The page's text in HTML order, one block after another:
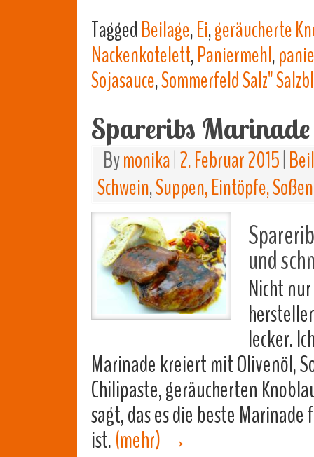
TaggedBeilage,Ei,geräucherte
Nackenkotelett,Paniermehl,
Sojasauce,Sommerfeld Salz"
Spareribs Marinade
Bymonika 2. Februar 2015
Schwein,Suppen, Eintöpfe,
und
Nicht
lecker.
Marinade kreiert mit Olivenöl,
Chilipaste, geräucherten
sagt, das es die beste
ist.(mehr) →